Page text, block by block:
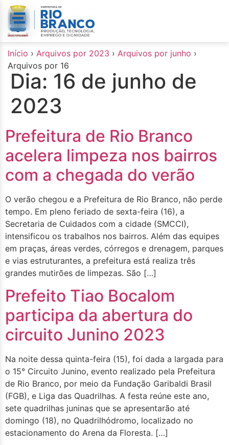
conteúdo
Início › Arquivos por 2023 › Arquivos por junho ›
Arquivos por 16
Dia: 16 de junho de
2023
Prefeitura de Rio Branco
acelera limpeza nos bairros
com a chegada do verão
O verão chegou e a Prefeitura de Rio Branco, não perde
tempo. Em pleno feriado de sexta-feira (16), a
Secretaria de Cuidados com a cidade (SMCCI),
intensificou os trabalhos nos bairros. Além das equipes
em praças, áreas verdes, córregos e drenagem, parques
e vias estruturantes, a prefeitura está realiza três
grandes mutirões de limpezas. São […]
Prefeito Tiao Bocalom
participa da abertura do
circuito Junino 2023
Na noite dessa quinta-feira (15), foi dada a largada para
o 15° Circuito Junino, evento realizado pela Prefeitura
de Rio Branco, por meio da Fundação Garibaldi Brasil
(FGB), e Liga das Quadrilhas. A festa reúne este ano,
sete quadrilhas juninas que se apresentarão até
domingo (18), no Quadrilhódromo, localizado no
estacionamento do Arena da Floresta. […]